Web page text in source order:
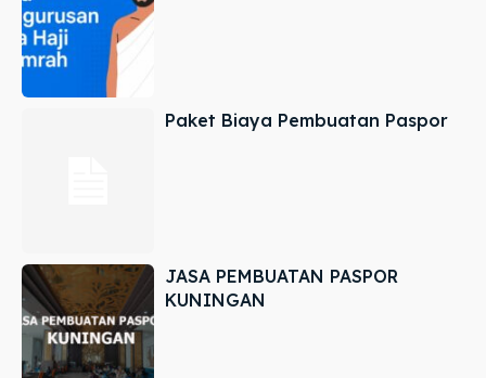
Paket Biaya Pembuatan Paspor
JASA PEMBUATAN PASPOR
KUNINGAN